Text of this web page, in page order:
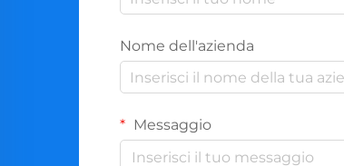
Nome dell'azienda
Messaggio